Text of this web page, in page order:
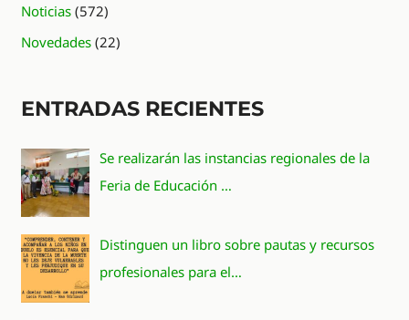
Noticias (572)
Novedades (22)
ENTRADAS RECIENTES
Se realizarán las instancias regionales de la
Feria de Educación …
Distinguen un libro sobre pautas y recursos
profesionales para el…